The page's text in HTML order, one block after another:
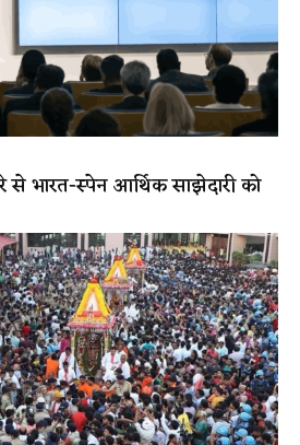
से भारत-स्पेन आर्थिक साझेदारी को